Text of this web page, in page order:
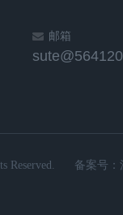
邮箱
Reserved. 备案号：